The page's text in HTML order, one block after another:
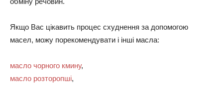
Якщо Вас цікавить процес схуднення за допомогою
масел, можу порекомендувати і інші масла:
масло чорного кмину,
масло розторопші,